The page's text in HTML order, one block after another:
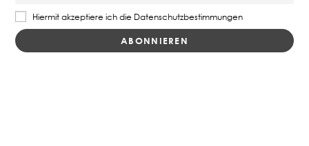
Hiermit akzeptiere ich die Datenschutzbestimmungen